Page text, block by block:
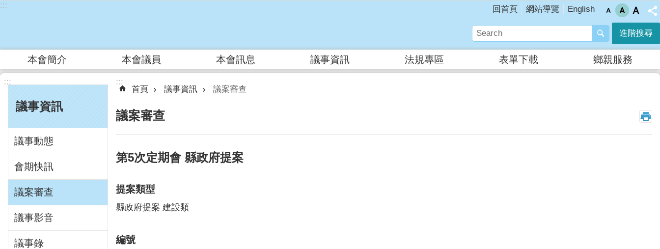
跳到主要內容區塊
::: 回首頁 網站導覽 English
進階搜尋
本會簡介 本會議員 本會訊息 議事資訊 法規專區 表單下載 鄉親服務
:::
議事資訊
議事動態
會期快訊
議案審查
議事影音
議事錄
:::
首頁 議事資訊 議案審查
議案審查 _
第5次定期會 縣政府提案
提案類型
縣政府提案 建設類
編號